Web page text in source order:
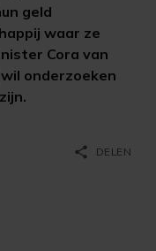
geld
waar ze
Cora van
onderzoeken
share DELEN